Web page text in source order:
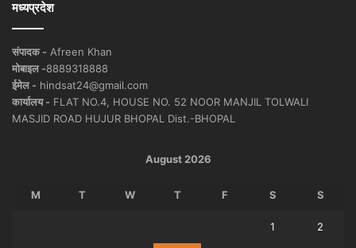
मध्यप्रदेश
संपादक - Afreen Khan
मोबाइल -8889318888
ईमेल - hindsat24@gmail.com
कार्यालय - FLAT NO.4, HOUSE NO. 52 NOOR MANJIL TOLWALI
MASJID ROAD HUJUR BHOPAL Dist.-BHOPAL
August 2026
M T W T F S S
1 2